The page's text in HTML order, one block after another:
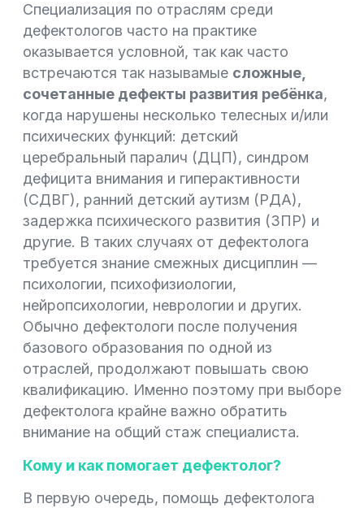
Специализация по отраслям среди
дефектологов часто на практике
оказывается условной, так как часто
встречаются так называмые сложные,
сочетанные дефекты развития ребёнка,
когда нарушены несколько телесных и/или
психических функций: детский
церебральный паралич (ДЦП), синдром
дефицита внимания и гиперактивности
(СДВГ), ранний детский аутизм (РДА),
задержка психического развития (ЗПР) и
другие. В таких случаях от дефектолога
требуется знание смежных дисциплин —
психологии, психофизиологии,
нейропсихологии, неврологии и других.
Обычно дефектологи после получения
базового образования по одной из
отраслей, продолжают повышать свою
квалификацию. Именно поэтому при выборе
дефектолога крайне важно обратить
внимание на общий стаж специалиста.
Кому и как помогает дефектолог?
В первую очередь, помощь дефектолога